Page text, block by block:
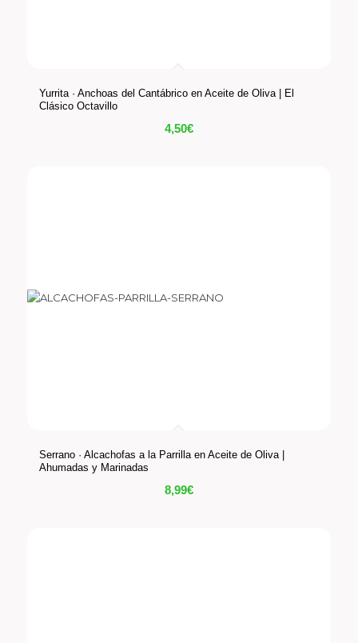
Yurrita · Anchoas del Cantábrico en Aceite de Oliva | El
Clásico Octavillo
4,50€
Serrano · Alcachofas a la Parrilla en Aceite de Oliva |
Ahumadas y Marinadas
8,99€